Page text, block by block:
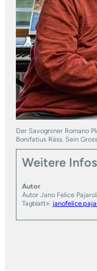
Der Savogniner Romano
Bonifatius Räss. Sein
Weitere Infos
Autor
Autor Jano Felice
Tagblatt».